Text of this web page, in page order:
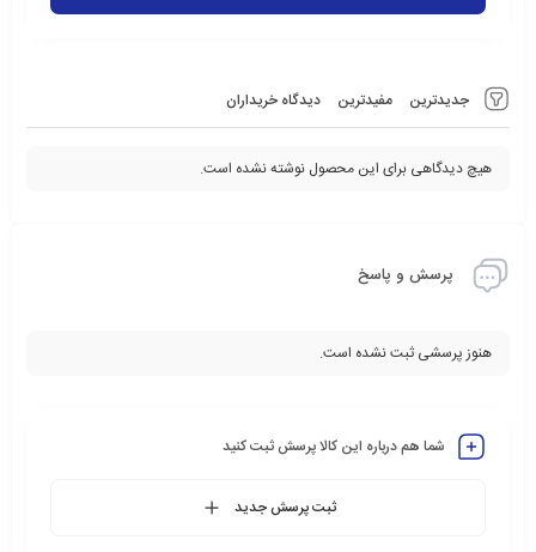
جدیدترین مفیدترین دیدگاه خریداران
هیچ دیدگاهی برای این محصول نوشته نشده است.
پرسش و پاسخ
هنوز پرسشی ثبت نشده است.
شما هم درباره این کالا پرسش ثبت کنید
ثبت پرسش جدید